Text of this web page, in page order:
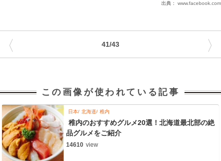
出典： www.facebook.com
41/43
〈 〉
この画像が使われている記事
日本 北海道 稚内
稚内のおすすめグルメ20選！北海道最北部の絶
品グルメをご紹介
14610 view